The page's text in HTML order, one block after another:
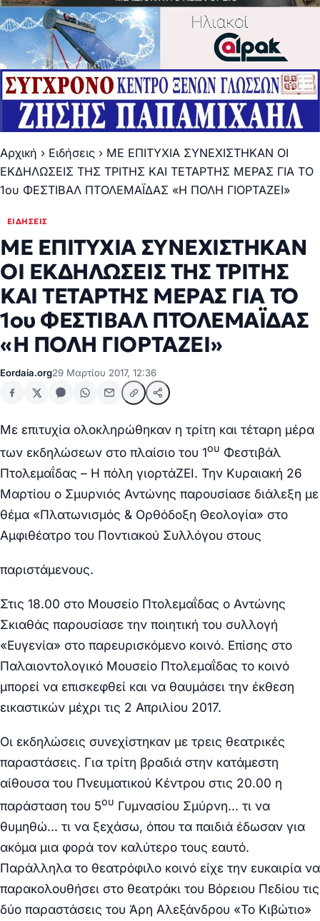
Αρχική › Ειδήσεις › ΜΕ ΕΠΙΤΥΧΙΑ ΣΥΝΕΧΙΣΤΗΚΑΝ ΟΙ
ΕΚΔΗΛΩΣΕΙΣ ΤΗΣ ΤΡΙΤΗΣ ΚΑΙ ΤΕΤΑΡΤΗΣ ΜΕΡΑΣ ΓΙΑ ΤΟ
1ου ΦΕΣΤΙΒΑΛ ΠΤΟΛΕΜΑΪΔΑΣ «Η ΠΟΛΗ ΓΙΟΡΤΑΖΕΙ»
ΕΙΔΉΣΕΙΣ
ΜΕ ΕΠΙΤΥΧΙΑ ΣΥΝΕΧΙΣΤΗΚΑΝ
ΟΙ ΕΚΔΗΛΩΣΕΙΣ ΤΗΣ ΤΡΙΤΗΣ
ΚΑΙ ΤΕΤΑΡΤΗΣ ΜΕΡΑΣ ΓΙΑ ΤΟ
1ου ΦΕΣΤΙΒΑΛ ΠΤΟΛΕΜΑΪΔΑΣ
«Η ΠΟΛΗ ΓΙΟΡΤΑΖΕΙ»
Eordaia.org29 Μαρτίου 2017, 12:36
Με επιτυχία ολοκληρώθηκαν η τρίτη και τέταρη μέρα
των εκδηλώσεων στο πλαίσιο του 1ου Φεστιβάλ
Πτολεμαΐδας – Η πόλη γιορτάΖΕΙ. Την Κυραιακή 26
Μαρτίου ο Σμυρνιός Αντώνης παρουσίασε διάλεξη με
θέμα «Πλατωνισμός & Ορθόδοξη Θεολογία» στο
Αμφιθέατρο του Ποντιακού Συλλόγου στους
παριστάμενους.
Στις 18.00 στο Μουσείο Πτολεμαΐδας ο Αντώνης
Σκιαθάς παρουσίασε την ποιητική του συλλογή
«Ευγενία» στο παρευρισκόμενο κοινό. Επίσης στο
Παλαιοντολογικό Μουσείο Πτολεμαΐδας το κοινό
μπορεί να επισκεφθεί και να θαυμάσει την έκθεση
εικαστικών μέχρι τις 2 Απριλίου 2017.
Οι εκδηλώσεις συνεχίστηκαν με τρεις θεατρικές
παραστάσεις. Για τρίτη βραδιά στην κατάμεστη
αίθουσα του Πνευματικού Κέντρου στις 20.00 η
παράσταση του 5ου Γυμνασίου Σμύρνη… τι να
θυμηθώ… τι να ξεχάσω, όπου τα παιδιά έδωσαν για
ακόμα μια φορά τον καλύτερο τους εαυτό.
Παράλληλα το θεατρόφιλο κοινό είχε την ευκαιρία να
παρακολουθήσει στο θεατράκι του Βόρειου Πεδίου τις
δύο παραστάσεις του Άρη Αλεξάνδρου «Το Κιβώτιο»